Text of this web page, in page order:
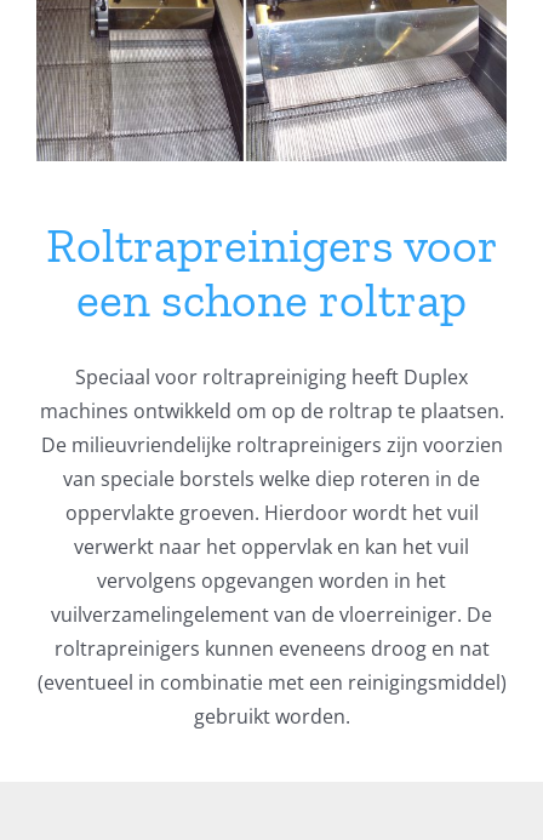
variaties.
Deze
optie
kan
gekozen
op
de
productpagina
Roltrapreinigers voor
een schone roltrap
Speciaal voor roltrapreiniging heeft Duplex
machines ontwikkeld om op de roltrap te plaatsen.
De milieuvriendelijke roltrapreinigers zijn voorzien
van speciale borstels welke diep roteren in de
oppervlakte groeven. Hierdoor wordt het vuil
verwerkt naar het oppervlak en kan het vuil
vervolgens opgevangen worden in het
vuilverzamelingelement van de vloerreiniger. De
roltrapreinigers kunnen eveneens droog en nat
(eventueel in combinatie met een reinigingsmiddel)
gebruikt worden.